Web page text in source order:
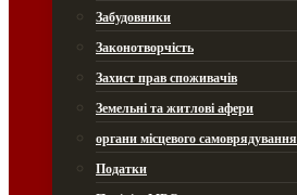
Забудовники
Законотворчість
Захист прав споживачів
Земельні та житлові афери
органи місцевого самоврядування
Податки